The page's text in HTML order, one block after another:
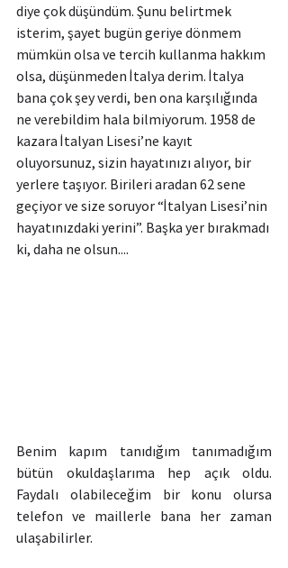
diye çok düşündüm. Şunu belirtmek
isterim, şayet bugün geriye dönmem
mümkün olsa ve tercih kullanma hakkım
olsa, düşünmeden İtalya derim. İtalya
bana çok şey verdi, ben ona karşılığında
ne verebildim hala bilmiyorum. 1958 de
kazara İtalyan Lisesi’ne kayıt
oluyorsunuz, sizin hayatınızı alıyor, bir
yerlere taşıyor. Birileri aradan 62 sene
geçiyor ve size soruyor “İtalyan Lisesi’nin
hayatınızdaki yerini”. Başka yer bırakmadı
ki, daha ne olsun....
Benim kapım tanıdığım tanımadığım
bütün okuldaşlarıma hep açık oldu.
Faydalı olabileceğim bir konu olursa
telefon ve maillerle bana her zaman
ulaşabilirler.